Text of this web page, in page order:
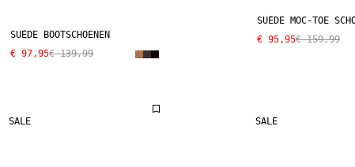
SUÈDE BOOTSCHOENEN
€ 97,95€ 139,99
SUÈDE MOC-TOE
€ 95,95€ 159,99
SALE SALE